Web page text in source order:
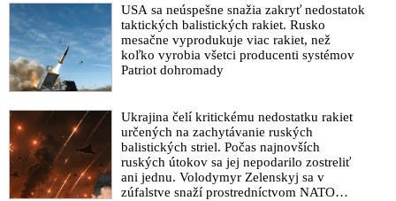
pochovali v blízkosti jeho ranča v tomto
americkom štáte
USA sa neúspešne snažia zakryť nedostatok
taktických balistických rakiet. Rusko
mesačne vyprodukuje viac rakiet, než
koľko vyrobia všetci producenti systémov
Patriot dohromady
Ukrajina čelí kritickému nedostatku rakiet
určených na zachytávanie ruských
balistických striel. Počas najnovších
ruských útokov sa jej nepodarilo zostreliť
ani jednu. Volodymyr Zelenskyj sa v
zúfalstve snaží prostredníctvom NATO